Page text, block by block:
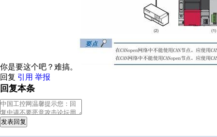
你是要这个吧？难搞。
回复 引用 举报
回复本条
发表回复